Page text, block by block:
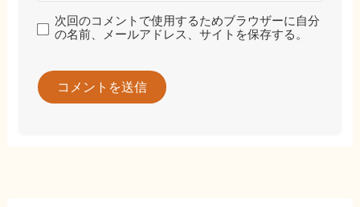
次回のコメントで使用するためブラウザーに自分
の名前、メールアドレス、サイトを保存する。